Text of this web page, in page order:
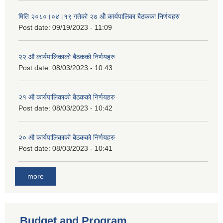
मिति २०८०।०४।१९ गतेको २७ ‌‍‌ओेै कार्यपालिका बैठकका निर्णयहरु
Post date: 09/19/2023 - 11:09
२‍२ औ कार्यपालिकाको बैठकको निर्णयहरु
Post date: 08/03/2023 - 10:43
२‍१ औ कार्यपालिकाको बैठकको निर्णयहरु
Post date: 08/03/2023 - 10:42
२‍० औ कार्यपालिकाको बैठकको निर्णयहरु
Post date: 08/03/2023 - 10:41
more